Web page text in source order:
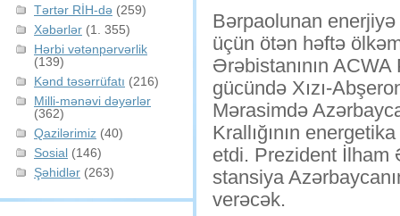
Tərtər RİH-də (259)
Xəbərlər (1. 355)
Hərbi vətənpərvərlik
(139)
Kənd təsərrüfatı (216)
Milli-mənəvi dəyərlər
(362)
Qazilərimiz (40)
Sosial (146)
Şəhidlər (263)
Bərpaolunan
üçün ötən həftə
Ərəbistanının
gücündə Xızı-
Mərasimdə
Krallığının
etdi. Prezident İlham
stansiya
verəcək.